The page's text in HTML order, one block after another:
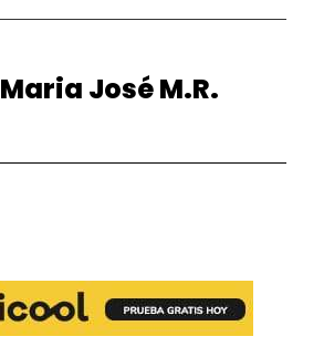
Maria José M.R.